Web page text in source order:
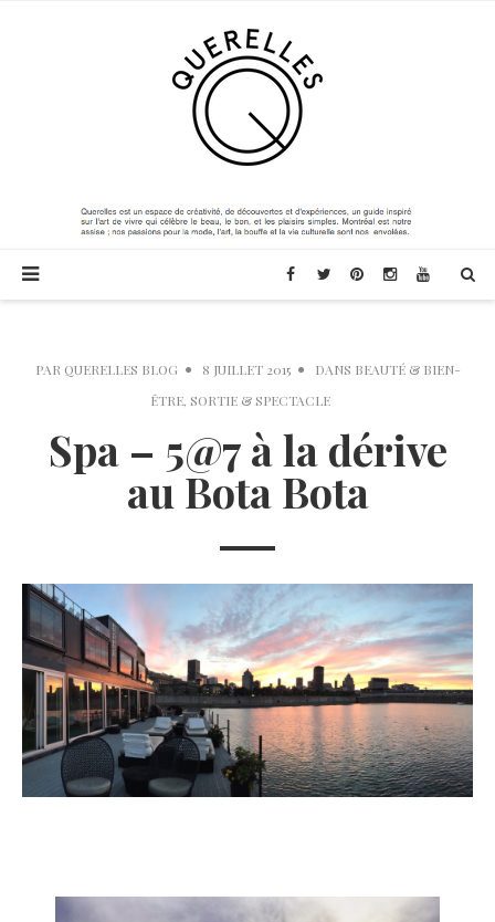
PAR QUERELLES BLOG 8 JUILLET 2015 DANS BEAUTÉ & BIEN-
ÊTRE, SORTIE & SPECTACLE
Spa – 5@7 à la dérive
au Bota Bota